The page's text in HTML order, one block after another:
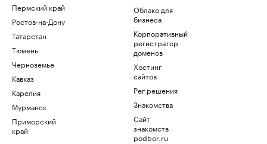
Пермский край
Ростов-на-Дону
Татарстан
Тюмень
Черноземье
Кавказ
Карелия
Мурманск
Приморский
край
Облако для
бизнеса
Корпоративный
регистратор
доменов
Хостинг
сайтов
Рег.решения
Знакомства
Сайт
знакомств
podbor.ru